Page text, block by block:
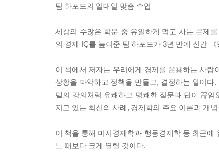
팀 하포드의 일대일 맞춤 수업
세상의 수많은 학문 중 유일하게 먹고 사는 문제
의 경제 IQ를 높여준 팀 하포드가 3년 만에 신간
이 책에서 저자는 우리에게 경제를 운용하는 사
상황을 파악하고 정책을 만들고, 결정하는 일이
델의 강의처럼 유쾌하고 명쾌한 질문과 답이 끊
지고 있는 최신의 사례, 경제학의 주요 이론과 개
이 책을 통해 미시경제학과 행동경제학 등 최근
느 때보다 크게 열릴 것이다.